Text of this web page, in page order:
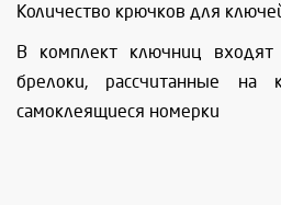
Количество крючков для
В комплект ключниц входят
брелоки, рассчитанные на
самоклеящиеся номерки